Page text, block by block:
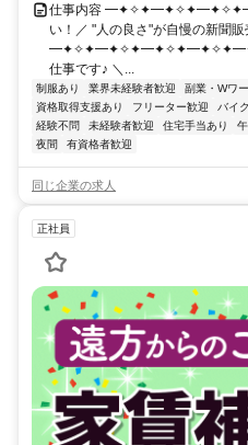
仕事内容
い！／ "人の良さ"が自慢の新聞販
仕事です♪ ＼...
制服あり 業界未経験者歓迎 副業・Wワ
資格取得支援あり
フリーター歓迎 バイ
経験不問
未経験者歓迎 住宅手当あり
夜間
有資格者歓迎
同じ企業の求人
正社員